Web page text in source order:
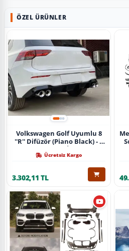
ÖZEL ÜRÜNLER
Volkswagen Golf Uyumlu 8
''R'' Difüzör (Piano Black) - 4
Paket İçin)
Ücretsiz Kargo
3.302,11 TL